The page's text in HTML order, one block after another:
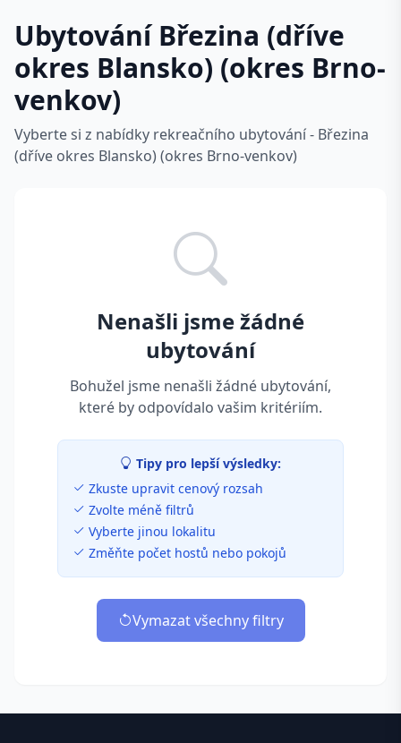
Ubytování Březina (dříve
okres Blansko) (okres Brno-
venkov)
Vyberte si z nabídky rekreačního ubytování - Březina
(dříve okres Blansko) (okres Brno-venkov)
Nenašli jsme žádné
ubytování
Bohužel jsme nenašli žádné ubytování,
které by odpovídalo vašim kritériím.
Tipy pro lepší výsledky:
Zkuste upravit cenový rozsah
Zvolte méně filtrů
Vyberte jinou lokalitu
Změňte počet hostů nebo pokojů
Vymazat všechny filtry